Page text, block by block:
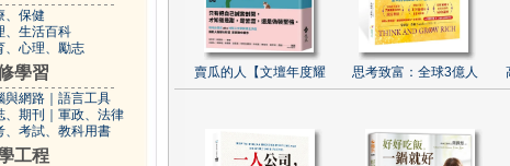
、保健
、生活百科
、心理、勵志
學習
與網路
語言工具
、期刊
軍政、法律
、考試、教科用書
工程
賣瓜的人【文壇年度耀 思考致富：全球3億人